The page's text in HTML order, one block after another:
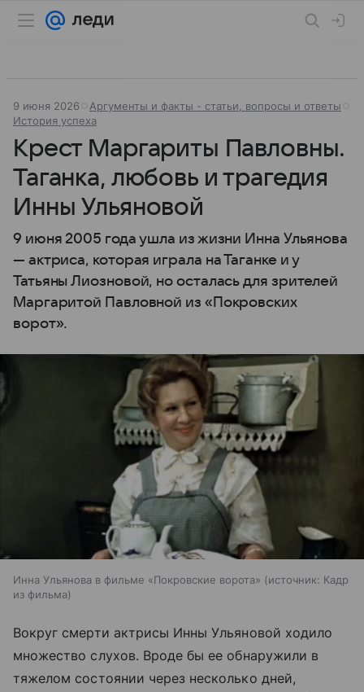
9 июня 2026
Аргументы и факты - статьи, вопросы и ответы
История успеха
Крест Маргариты Павловны.
Таганка, любовь и трагедия
Инны Ульяновой
9 июня 2005 года ушла из жизни Инна Ульянова
— актриса, которая играла на Таганке и у
Татьяны Лиозновой, но осталась для зрителей
Маргаритой Павловной из «Покровских
ворот».
Инна Ульянова в фильме «Покровские ворота» источник: Кадр
из фильма
Вокруг смерти актрисы Инны Ульяновой ходило
множество слухов. Вроде бы ее обнаружили в
тяжелом состоянии через несколько дней,